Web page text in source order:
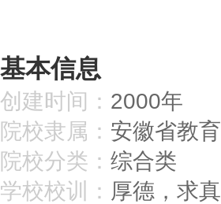
基本信息
创建时间： 2000年
院校隶属： 安徽省教
院校分类： 综合类
学校校训： 厚德，求